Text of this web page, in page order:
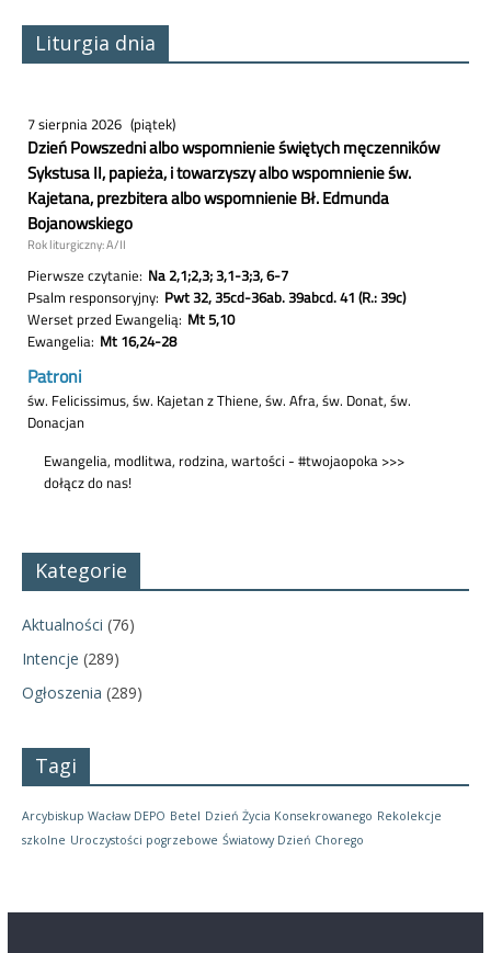
Liturgia dnia
Kategorie
Aktualności (76)
Intencje (289)
Ogłoszenia (289)
Tagi
Arcybiskup Wacław DEPO Betel Dzień Życia Konsekrowanego Rekolekcje
szkolne Uroczystości pogrzebowe Światowy Dzień Chorego